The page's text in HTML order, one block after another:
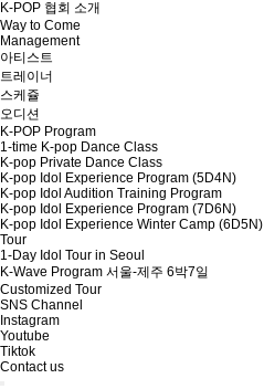
K-POP 협회 소개
Way to Come
Management
아티스트
트레이너
스케쥴
오디션
K-POP Program
1-time K-pop Dance Class
K-pop Private Dance Class
K-pop Idol Experience Program (5D4N)
K-pop Idol Audition Training Program
K-pop Idol Experience Program (7D6N)
K-pop Idol Experience Winter Camp (6D5N)
Tour
1-Day Idol Tour in Seoul
K-Wave Program 서울-제주 6박7일
Customized Tour
SNS Channel
Instagram
Youtube
Tiktok
Contact us